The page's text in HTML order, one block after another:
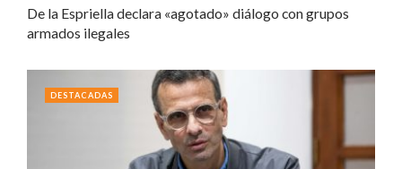
De la Espriella declara «agotado» diálogo con grupos
armados ilegales
DESTACADAS